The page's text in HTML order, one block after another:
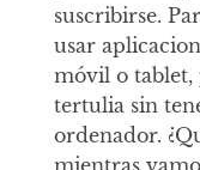
suscribirse.
usar
móvil o tablet,
tertulia sin
ordenador.